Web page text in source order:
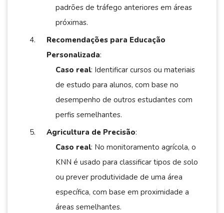
padrões de tráfego anteriores em áreas
próximas.
Recomendações para Educação
Personalizada:
Caso real: Identificar cursos ou materiais
de estudo para alunos, com base no
desempenho de outros estudantes com
perfis semelhantes.
Agricultura de Precisão:
Caso real: No monitoramento agrícola, o
KNN é usado para classificar tipos de solo
ou prever produtividade de uma área
específica, com base em proximidade a
áreas semelhantes.